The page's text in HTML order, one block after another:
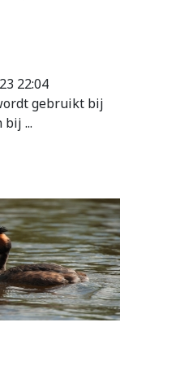
22:04
gebruikt bij
...